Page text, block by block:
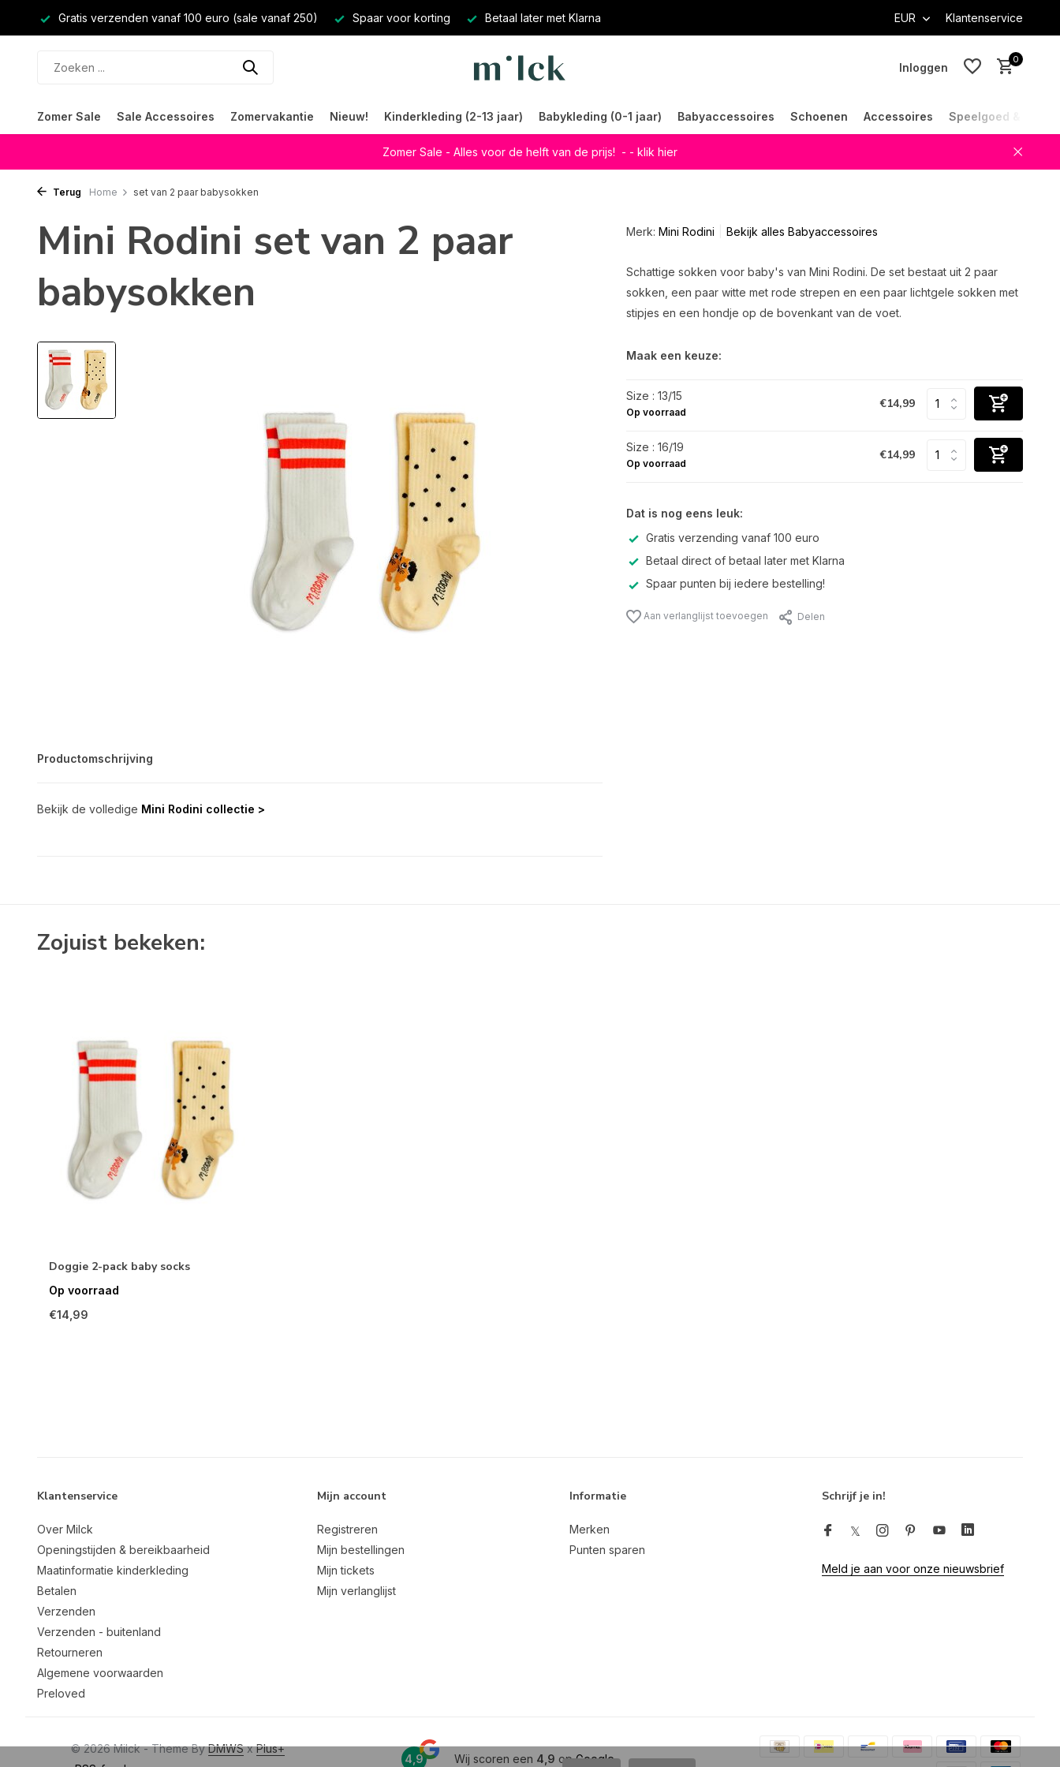
Gratis verzenden vanaf 100 euro (sale vanaf 250) Spaar voor korting Betaal later met Klarna EUR Klantenservice
Inloggen
0
Zomer Sale Sale Accessoires Zomervakantie Nieuw! Kinderkleding (2-13 jaar) Babykleding (0-1 jaar) Babyaccessoires Schoenen Accessoires Speelgoed &
Zomer Sale - Alles voor de helft van de prijs! - - klik hier
Terug Home set van 2 paar babysokken
Mini Rodini set van 2 paar
babysokken
Productomschrijving
Bekijk de volledige Mini Rodini collectie >
Merk: Mini Rodini Bekijk alles Babyaccessoires
Schattige sokken voor baby's van Mini Rodini. De set bestaat uit 2 paar
sokken, een paar witte met rode strepen en een paar lichtgele sokken met
stipjes en een hondje op de bovenkant van de voet.
Maak een keuze:
Size : 13/15
Op voorraad
€14,99
Size : 16/19
Op voorraad
€14,99
Dat is nog eens leuk:
Gratis verzending vanaf 100 euro
Betaal direct of betaal later met Klarna
Spaar punten bij iedere bestelling!
Aan verlanglijst toevoegen Delen
Zojuist bekeken:
Doggie 2-pack baby socks
Op voorraad
€14,99
Klantenservice
Over Milck
Openingstijden & bereikbaarheid
Maatinformatie kinderkleding
Betalen
Verzenden
Verzenden - buitenland
Retourneren
Algemene voorwaarden
Preloved
Mijn account
Registreren
Mijn bestellingen
Mijn tickets
Mijn verlanglijst
Informatie
Merken
Punten sparen
Schrijf je in!
Meld je aan voor onze nieuwsbrief
© 2026 Milck - Theme ByDMWSxPlus+
4,9 Wij scoren een 4,9 opGoogle